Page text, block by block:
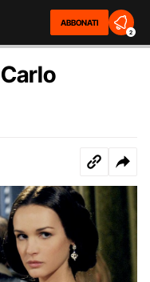
ABBONATI
2